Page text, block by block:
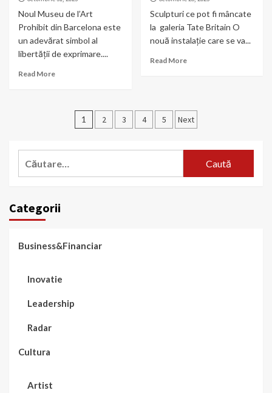
Noul Museu de l’Art
Prohibit din Barcelona este
un adevărat simbol al
libertății de exprimare....
Read More
Sculpturi ce pot fi mâncate
la galeria Tate Britain O
nouă instalație care se va...
Read More
Paginație
1 2 3 4 5 Next
Categorii
Business&Financiar
Inovatie
Leadership
Radar
Cultura
Artist